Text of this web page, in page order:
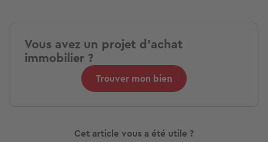
Vous avez un projet d'achat
immobilier ?
Trouver mon bien
Cet article vous a été utile ?